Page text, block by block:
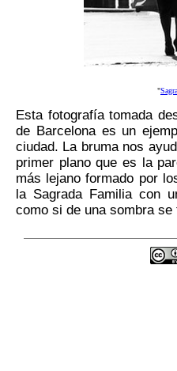
"
Esta fotografía tomada
de Barcelona es un
ciudad. La bruma nos
primer plano que es la
más lejano formado por
la Sagrada Familia con
como si de una sombra se